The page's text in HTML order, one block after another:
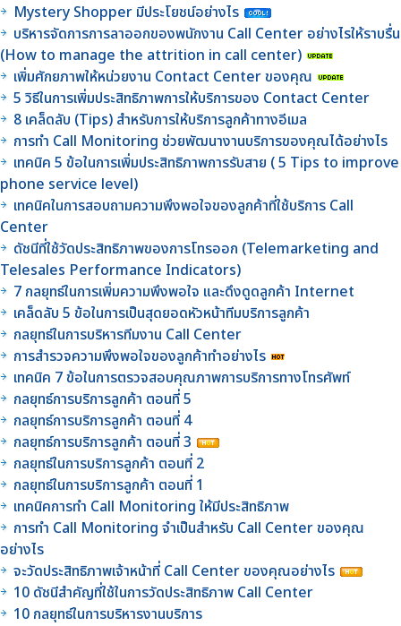
Mystery Shopper มีประโยชน์อย่างไร
บริหารจัดการการลาออกของพนักงาน Call Center อย่างไรให้ราบรื่น
(How to manage the attrition in call center)
เพิ่มศักยภาพให้หน่วยงาน Contact Center ของคุณ
5 วิธีในการเพิ่มประสิทธิภาพการให้บริการของ Contact Center
8 เคล็ดลับ (Tips) สำหรับการให้บริการลูกค้าทางอีเมล
การทำ Call Monitoring ช่วยพัฒนางานบริการของคุณได้อย่างไร
เทคนิค 5 ข้อในการเพิ่มประสิทธิภาพการรับสาย ( 5 Tips to improve
phone service level)
เทคนิคในการสอบถามความพึงพอใจของลูกค้าที่ใช้บริการ Call
Center
ดัชนีที่ใช้วัดประสิทธิภาพของการโทรออก (Telemarketing and
Telesales Performance Indicators)
7 กลยุทธ์ในการเพิ่มความพึงพอใจ และดึงดูดลูกค้า Internet
เคล็ดลับ 5 ข้อในการเป็นสุดยอดหัวหน้าทีมบริการลูกค้า
กลยุทธ์ในการบริหารทีมงาน Call Center
การสำรวจความพึงพอใจของลูกค้าทำอย่างไร
เทคนิค 7 ข้อในการตรวจสอบคุณภาพการบริการทางโทรศัพท์
กลยุทธ์การบริการลูกค้า ตอนที่ 5
กลยุทธ์การบริการลูกค้า ตอนที่ 4
กลยุทธ์การบริการลูกค้า ตอนที่ 3
กลยุทธ์ในการบริการลูกค้า ตอนที่ 2
กลยุทธ์ในการบริการลูกค้า ตอนที่ 1
เทคนิคการทำ Call Monitoring ให้มีประสิทธิภาพ
การทำ Call Monitoring จำเป็นสำหรับ Call Center ของคุณ
อย่างไร
จะวัดประสิทธิภาพเจ้าหน้าที่ Call Center ของคุณอย่างไร
10 ดัชนีสำคัญที่ใช้ในการวัดประสิทธิภาพ Call Center
10 กลยุทธ์ในการบริหารงานบริการ